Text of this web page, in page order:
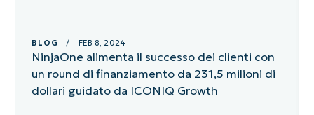
BLOG / FEB 8, 2024
NinjaOne alimenta il successo dei clienti con
un round di finanziamento da 231,5 milioni di
dollari guidato da ICONIQ Growth